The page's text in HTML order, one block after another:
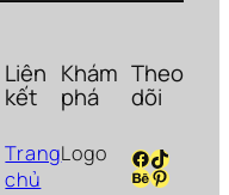
Liên
kết
Trang
chủ
Khám
phá
Logo
Theo
dõi
Facebook
TikTok
Behance